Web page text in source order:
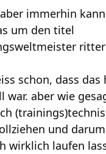
immerhin
um den titel
schon, dass das
war. aber wie
und
wirklich laufen